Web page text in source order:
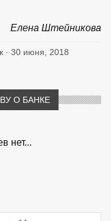
Елена Штейникова
· 30 июня, 2018
О БАНКЕ
нет...